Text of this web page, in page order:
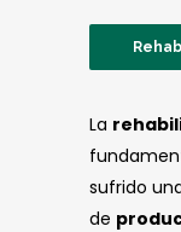
La
sufrido
de